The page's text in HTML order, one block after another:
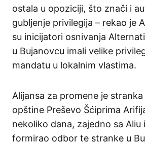
ostala u opoziciji, što znači i
gubljenje privilegija – rekao je
su inicijatori osnivanja
u Bujanovcu imali velike
mandatu u lokalnim vlastima.
Alijansa za promene je
opštine Preševo Šćiprima
nekoliko dana, zajedno sa Aliu
formirao odbor te stranke u